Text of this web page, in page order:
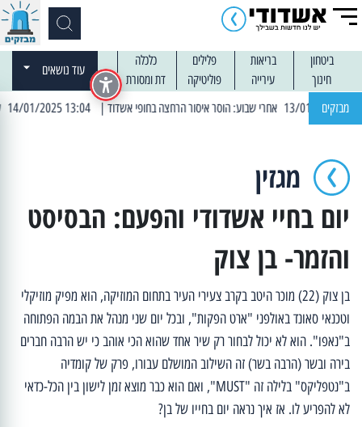
ביטחון בריאות פלילים
כלכלה
חינוך
עירייה פוליטיקה דת ומסורת
עוד נושאים
מבזקים | 13:04 14/01/2025 עובדים בלילות: עבודות קרצוף וריבוד אספלט
מגזין
יום בחיי אשדודי והפעם: הבסיסט
והזמר- בן צוק
בן צוק (22) מוכר היטב בקרב צעירי העיר בתחום המוזיקה, הוא מפיק מוזיקלי
וטכנאי סאונד באולפני "ארט הפקות", ובכל יום שני מנהל את הבמה הפתוחה
ב"נאפו". הוא לא יכול לבחור רק שיר אחד שהוא הכי אוהב כי יש הרבה חברים
בירה ובשר (הרבה בשר) זה השילוב המושלם עבורו, פרק של קומדיה
ב"נטפליקס" בלילה זה "MUST", ואם הוא כבר מוצא זמן לישון בין הכל-כדאי
לא להפריע לו. אז איך נראה יום בחייו של בן?